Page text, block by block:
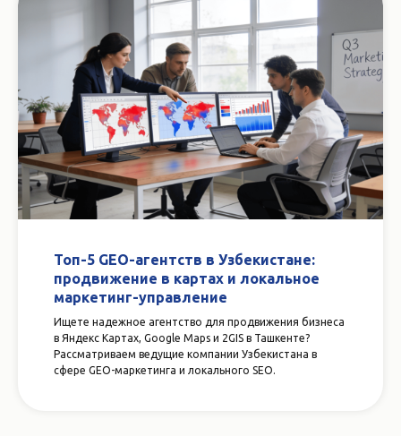
Топ-5 GEO-агентств в Узбекистане:
продвижение в картах и локальное
маркетинг-управление
Ищете надежное агентство для продвижения бизнеса
в Яндекс Картах, Google Maps и 2GIS в Ташкенте?
Рассматриваем ведущие компании Узбекистана в
сфере GEO-маркетинга и локального SEO.